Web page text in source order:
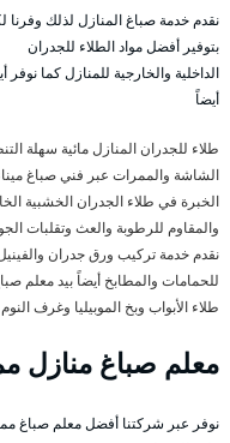
نقدم خدمة صباغ المنازل لذلك وفرنا
بتوفير أفضل مواد الطلاء للجدران
الداخلية والخارجية للمنازل كما
أيضاً
طلاء للجدران المنازل مائية سهلة
الشاشة والممرات عبر فني صباغ
الخبرة في طلاء الجدران الخشبية
والمقاوم للرطوبة والعث وتقلبات
نقدم خدمة تركيب ورق جدران
للحمامات والمطابخ أيضاً بيد معلم
طلاء الأبواب وبخ الموبيليا وغرف
معلم صباغ منازل
نوفر عبر شركتنا أفضل معلم صباغ